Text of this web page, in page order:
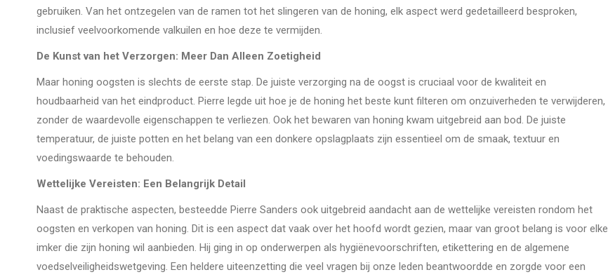
gebruiken. Van het ontzegelen van de ramen tot het slingeren van de honing, elk aspect werd gedetailleerd besproken,
inclusief veelvoorkomende valkuilen en hoe deze te vermijden.
De Kunst van het Verzorgen: Meer Dan Alleen Zoetigheid
Maar honing oogsten is slechts de eerste stap. De juiste verzorging na de oogst is cruciaal voor de kwaliteit en
houdbaarheid van het eindproduct. Pierre legde uit hoe je de honing het beste kunt filteren om onzuiverheden te verwijderen,
zonder de waardevolle eigenschappen te verliezen. Ook het bewaren van honing kwam uitgebreid aan bod. De juiste
temperatuur, de juiste potten en het belang van een donkere opslagplaats zijn essentieel om de smaak, textuur en
voedingswaarde te behouden.
Wettelijke Vereisten: Een Belangrijk Detail
Naast de praktische aspecten, besteedde Pierre Sanders ook uitgebreid aandacht aan de wettelijke vereisten rondom het
oogsten en verkopen van honing. Dit is een aspect dat vaak over het hoofd wordt gezien, maar van groot belang is voor elke
imker die zijn honing wil aanbieden. Hij ging in op onderwerpen als hygiënevoorschriften, etikettering en de algemene
voedselveiligheidswetgeving. Een heldere uiteenzetting die veel vragen bij onze leden beantwoordde en zorgde voor een